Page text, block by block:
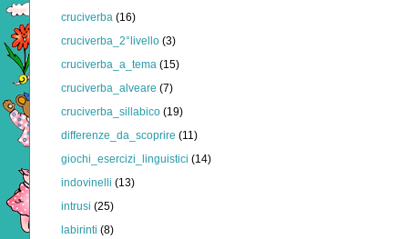
cruciverba (16)
cruciverba_2°livello (3)
cruciverba_a_tema (15)
cruciverba_alveare (7)
cruciverba_sillabico (19)
differenze_da_scoprire (11)
giochi_esercizi_linguistici (14)
indovinelli (13)
intrusi (25)
labirinti (8)